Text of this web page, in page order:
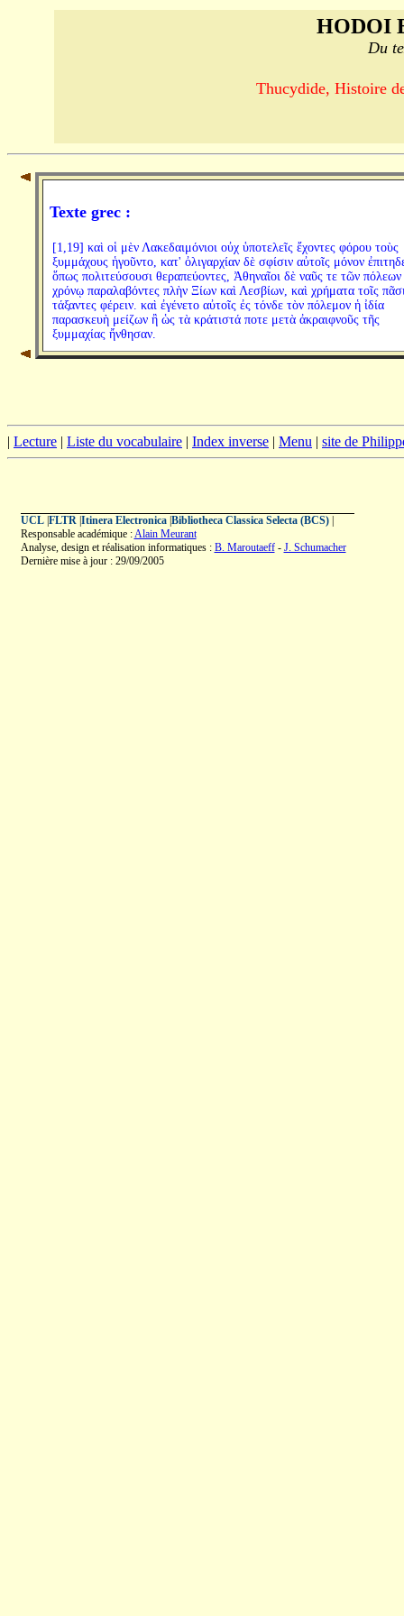
HODOI
Du
Thucydide, Histoire
Texte grec :
[1,19] καὶ οἱ μὲν Λακεδαιμόνιοι οὐχ ὑποτελεῖς ἔχοντες φόρου τοὺς
ξυμμάχους ἡγοῦντο, κατ' ὀλιγαρχίαν δὲ σφίσιν αὐτοῖς μόνον
ὅπως πολιτεύσουσι θεραπεύοντες, Ἀθηναῖοι δὲ ναῦς τε τῶν
χρόνῳ παραλαβόντες πλὴν Ξίων καὶ Λεσβίων, καὶ χρήματα τοῖς
τάξαντες φέρειν. καὶ ἐγένετο αὐτοῖς ἐς τόνδε τὸν πόλεμον ἡ ἰδία
παρασκευὴ μείζων ἢ ὡς τὰ κράτιστά ποτε μετὰ ἀκραιφνοῦς τῆς
ξυμμαχίας ἤνθησαν.
| Lecture | Liste du vocabulaire | Index inverse | Menu | site de
UCL| FLTR| Itinera Electronica| Bibliotheca Classica Selecta (BCS)|
Responsable académique :Alain Meurant
Analyse, design et réalisation informatiques : B. Maroutaeff- J. Schumacher
Dernière mise à jour : 29/09/2005